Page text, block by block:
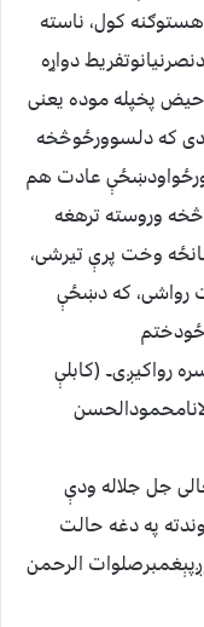
کول، ناسته
دواړه
پخپله موده یعنی
که دلسوورځوڅخه
شوه دبېلګې په ډول سره له (6) ورځواودښځې عادت هم
وروسته ترهغه
وخت پرې تیرشی،
رواشی، که دښځې
ورځودختم
رواکیږی۔ (کابلې
جل جلاله ودې
په دغه حالت
الرحمن